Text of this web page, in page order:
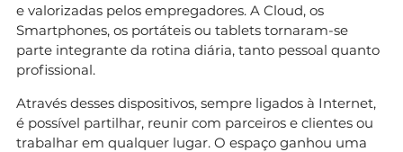
e valorizadas pelos empregadores. A Cloud, os
Smartphones, os portáteis ou tablets tornaram-se
parte integrante da rotina diária, tanto pessoal quanto
profissional.
Através desses dispositivos, sempre ligados à Internet,
é possível partilhar, reunir com parceiros e clientes ou
trabalhar em qualquer lugar. O espaço ganhou uma